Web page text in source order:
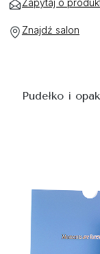
Zapytaj o
Znajdź salon
Pudełko i